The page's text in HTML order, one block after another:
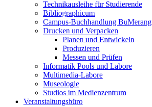
Technikausleihe für Studierende
Bibliographicum
Campus-Buchhandlung BuMerang
Drucken und Verpacken
Planen und Entwickeln
Produzieren
Messen und Prüfen
Informatik Pools und Labore
Multimedia-Labore
Museologie
Studios im Medienzentrum
Veranstaltungsbüro